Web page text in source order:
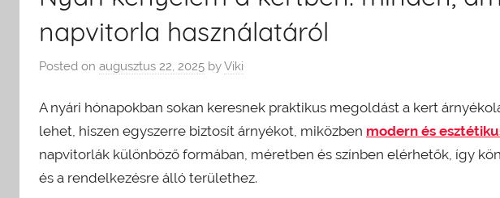
napvitorla használatáról
Posted on augusztus 22, 2025 byViki
A nyári hónapokban sokan keresnek praktikus megoldást a kert
lehet, hiszen egyszerre biztosít árnyékot, miközben modern és
napvitorlák különböző formában, méretben és színben elérhetők, így
és a rendelkezésre álló területhez.